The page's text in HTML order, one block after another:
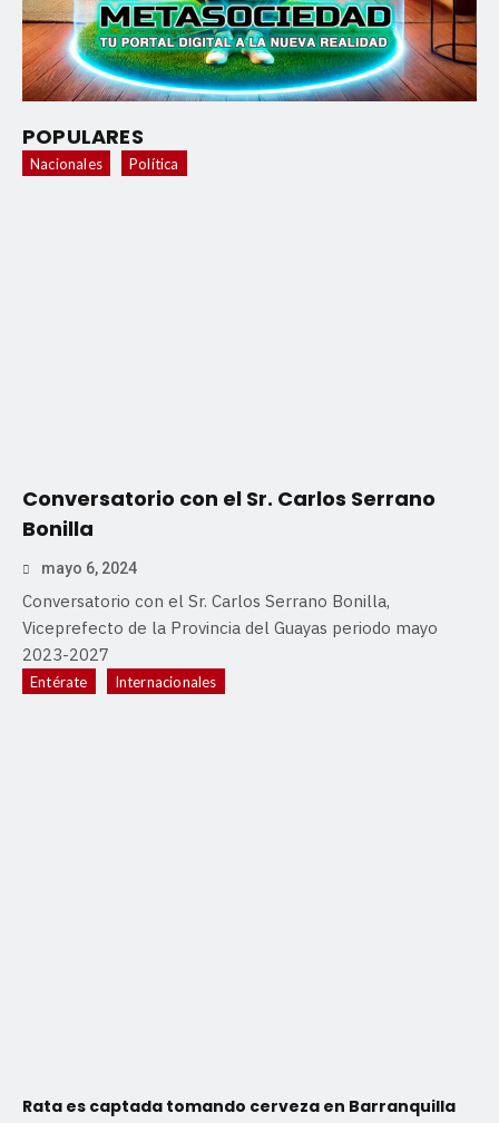
POPULARES
Nacionales Política
Conversatorio con el Sr. Carlos Serrano
Bonilla
mayo 6, 2024
Conversatorio con el Sr. Carlos Serrano Bonilla,
Viceprefecto de la Provincia del Guayas periodo mayo
2023-2027
Entérate Internacionales
Rata es captada tomando cerveza en Barranquilla